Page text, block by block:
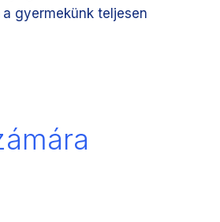
gyermekünk teljesen